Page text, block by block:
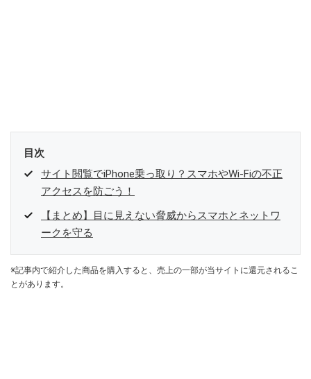
目次
サイト閲覧でiPhone乗っ取り？スマホやWi-Fiの不正
アクセスを防ごう！
【まとめ】目に見えない脅威からスマホとネットワ
ークを守る
※記事内で紹介した商品を購入すると、売上の一部が当サイトに還元されるこ
とがあります。